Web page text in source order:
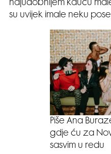
najudobnijem kauču
su uvijek imale neku
Piše Ana
gdje ću za
sasvim u redu